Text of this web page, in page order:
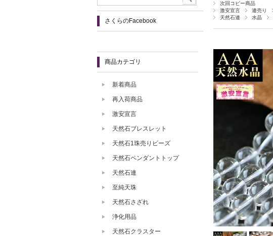
次回コピー商品
激安宣言
連売り
天然石連
水晶
さくらのFacebook
商品カテゴリ
新着商品
再入荷商品
激安宣言
天然石ブレスレット
天然石1珠売りビーズ
天然石ペンダントトップ
天然石連
至純天珠
天然石さざれ
浄化用品
天然石クラスター